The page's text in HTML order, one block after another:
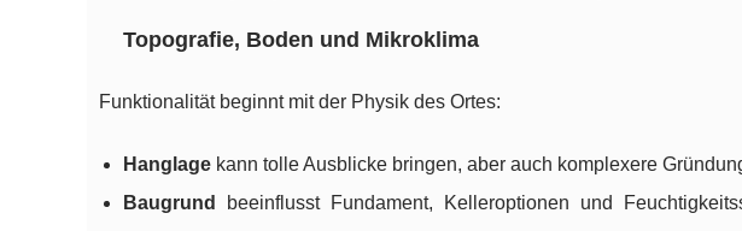
Topografie, Boden und Mikroklima
Funktionalität beginnt mit der Physik des Ortes:
Hanglage kann tolle Ausblicke bringen, aber auch komplexere
Baugrund
beeinflusst Fundament, Kelleroptionen und